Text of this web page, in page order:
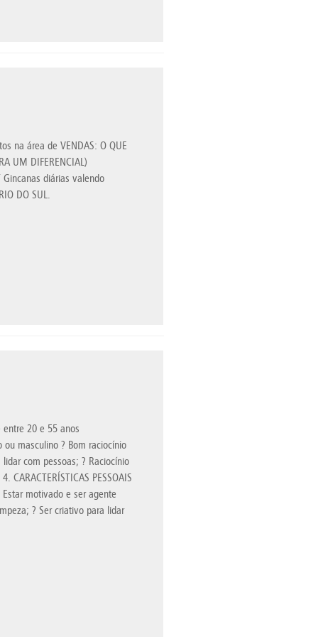
na área de VENDAS: O QUE
UM DIFERENCIAL)
diárias valendo
DO SUL.
entre 20 e 55 anos
masculino ? Bom raciocínio
lidar com pessoas; ? Raciocínio
PESSOAIS
motivado e ser agente
? Ser criativo para lidar